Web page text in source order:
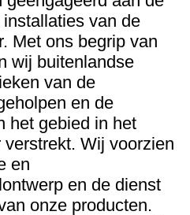
van de
Met ons begrip van
wij buitenlandse
van de
en de
het gebied in het
Wij voorzien
en
en de dienst
onze producten.